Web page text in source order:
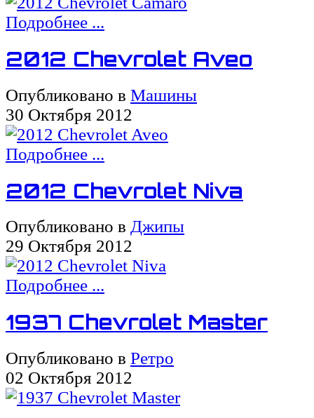
Подробнее ...
2012 Chevrolet Aveo
Опубликовано в Машины
30 Октября 2012
Подробнее ...
2012 Chevrolet Niva
Опубликовано в Джипы
29 Октября 2012
Подробнее ...
1937 Chevrolet Master
Опубликовано в Ретро
02 Октября 2012